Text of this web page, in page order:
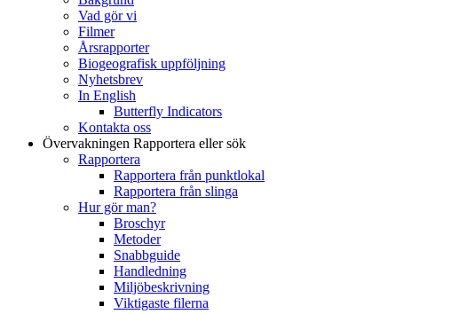
Vad gör vi
Filmer
Årsrapporter
Biogeografisk uppföljning
Nyhetsbrev
In English
Butterfly Indicators
Kontakta oss
Övervakningen Rapportera eller sök
Rapportera
Rapportera från punktlokal
Rapportera från slinga
Hur gör man?
Broschyr
Metoder
Snabbguide
Handledning
Miljöbeskrivning
Viktigaste filerna